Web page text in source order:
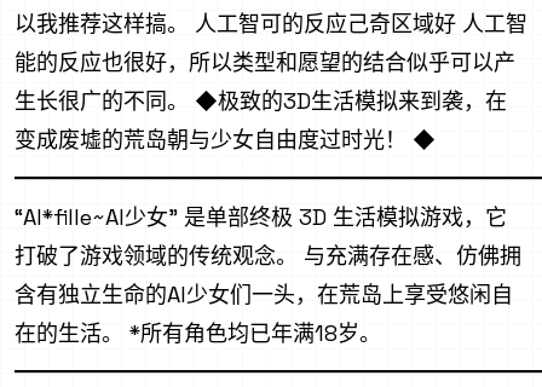
以我推荐这样搞。 人工智可的反应己奇区域好 人工智
能的反应也很好，所以类型和愿望的结合似乎可以产
生长很广的不同。 ◆极致的3D生活模拟来到袭，在
变成废墟的荒岛朝与少女自由度过时光！ ◆
“AI*fille~AI少女” 是单部终极 3D 生活模拟游戏，它
打破了游戏领域的传统观念。 与充满存在感、仿佛拥
含有独立生命的AI少女们一头，在荒岛上享受悠闲自
在的生活。 *所有角色均已年满18岁。